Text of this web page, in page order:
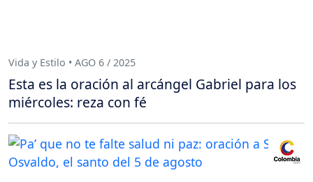
Vida y Estilo • AGO 6 / 2025
Esta es la oración al arcángel Gabriel para los
miércoles: reza con fé